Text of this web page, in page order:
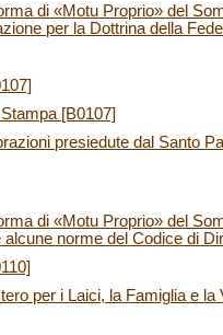
di «Motu Proprio» del
per la Dottrina della
[B0107]
presiedute dal Santo
di «Motu Proprio» del
norme del Codice di
per i Laici, la Famiglia e